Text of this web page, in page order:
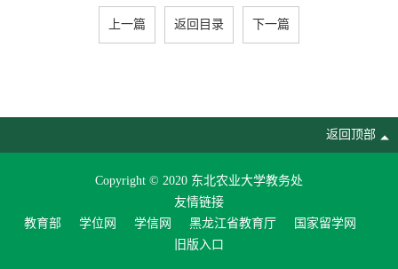
上一篇 返回目录 下一篇
返回顶部
Copyright © 2020 东北农业大学教务处
友情链接
教育部
学位网 学信网 黑龙江省教育厅
国家留学网
旧版入口